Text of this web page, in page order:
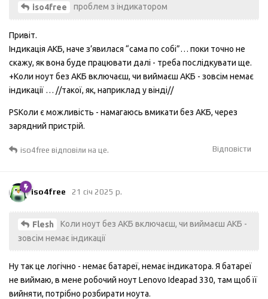
iso4free проблем з індикатором
Привіт.
Індикація АКБ, наче з’явилася “сама по собі”… поки точно не
скажу, як вона буде працювати далі - треба послідкувати ще.
+Коли ноут без АКБ включаєш, чи виймаєш АКБ - зовсім немає
індикації … //такої, як, наприклад у вінді//
PSКоли є можливість - намагаюсь вмикати без АКБ, через
зарядний пристрій.
Відповісти
iso4free відповіли на це.
iso4free 21 січ 2025 р.
Flesh
Коли ноут без АКБ включаєш, чи виймаєш АКБ -
зовсім немає індикації
Ну так це логічно - немає батареї, немає індикатора. Я батареї
не виймаю, в мене робочий ноут Lenovo Ideapad 330, там щоб її
вийняти, потрібно розбирати ноута.